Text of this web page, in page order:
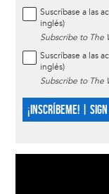
Suscríbase a las
inglés)
Subscribe to The
Suscríbase a las
inglés)
Subscribe to The
¡INSCRÍBEME! |